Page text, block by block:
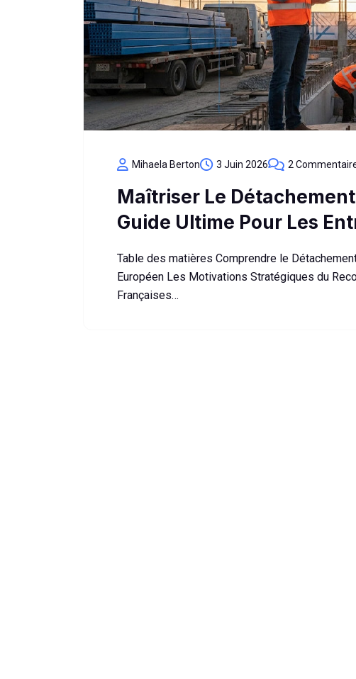
Mihaela Berton 3 Juin 2026 2
Maîtriser Le
Guide Ultime Pour Les
Table des matières Comprendre le
Européen Les Motivations Stratégiques du
Françaises…